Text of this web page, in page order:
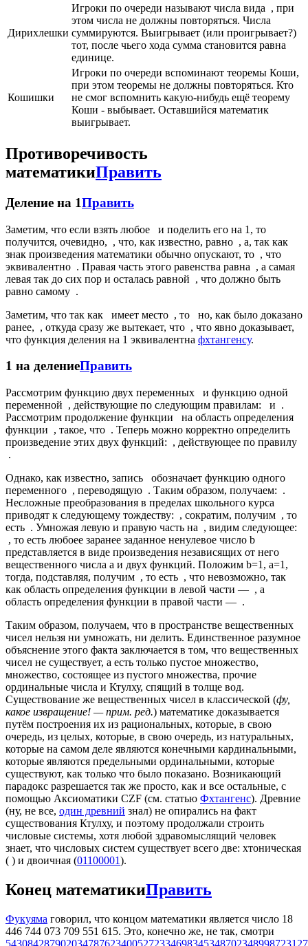
Дирихлешки
Игроки по очереди называют числа вида , при
этом числа не должны повторяться. Числа
суммируются. Выигрывает (или проигрывает?)
тот, после чьего хода сумма становится равна
единице.
Кошишки
Игроки по очереди вспоминают теоремы Коши,
при этом теоремы не должны повторяться. Кто
не смог вспомнить какую-нибудь ещё теорему
Коши - выбывает. Оставшийся математик
выигрывает.
Противоречивость
математикиПравить
Деление на 1Править
Заметим, что если взять любое
и поделить его на 1, то
получится, очевидно, , что, как известно, равно , а, так как
знак произведения математики обычно опускают, то , что
эквивалентно . Правая часть этого равенства равна , а самая
левая так до сих пор и осталась равной , что должно быть
равно самому .
Заметим, что так как
имеет место , то
но, как было доказано
ранее, , откуда сразу же вытекает, что , что явно доказывает,
что функция деления на 1 эквивалентна фхтангенсу.
1 на делениеПравить
Рассмотрим функцию двух переменных
и функцию одной
переменной , действующие по следующим правилам: и .
Рассмотрим продолжение функции
на область определения
функции , такое, что . Теперь можно корректно определить
произведение этих двух функций: , действующее по правилу
.
Однако, как известно, запись
обозначает функцию одного
переменного , переводящую . Таким образом, получаем: .
Несложные преобразования в пределах школьного курса
приводят к следующему тождеству: , сократим, получим , то
есть . Умножая левую и правую часть на , видим следующее:
, то есть любоее заранее заданное ненулевое число b
представляется в виде произведения независящих от него
вещественного числа a и двух функций. Положим b=1, a=1,
тогда, подставляя, получим , то есть , что невозможно, так
как область определения функции в левой части — , а
область определения функции в правой части — .
Таким образом, получаем, что в пространстве вещественных
чисел нельзя ни умножать, ни делить. Единственное разумное
объяснение этого факта заключается в том, что вещественных
чисел не существует, а есть только пустое множество,
множество, состоящее из пустого множества, прочие
ординальные числа и Ктулху, спящий в толще вод.
Существование же вещественных чисел в классической (фу,
какое извращение! — прим. ред.) математике доказывается
путём построения их из рациональных, которые, в свою
очередь, из целых, которые, в свою очередь, из натуральных,
которые на самом деле являются конечными кардинальными,
которые являются предельными ординальными, которые
существуют, как только что было показано. Возникающий
парадокс разрешается так же просто, как и все остальные, с
помощью Аксиоматики CZF (см. статью Фхтангенс). Древние
(ну, не все, один древний знал) не опирались на факт
существования Ктулху, и поэтому продолжали строить
числовые системы, хотя любой здравомыслящий человек
знает, что числовых систем существует всего две: хтоническая
( ) и двоичная (01100001).
Конец математикиПравить
Фукуяма говорил, что концом математики является число 18
446 744 073 709 551 615. Это, конечно же, не так, смотри